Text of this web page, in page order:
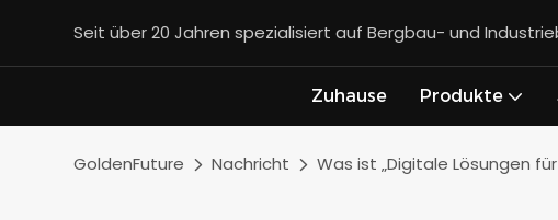
Seit über 20 Jahren spezialisiert auf Bergbau- und
Zuhause Produkte
GoldenFuture Nachricht Was ist „Digitale Lösungen